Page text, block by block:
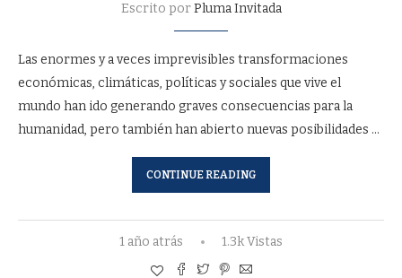
Escrito porPluma Invitada
Las enormes y a veces imprevisibles transformaciones
económicas, climáticas, políticas y sociales que vive el
mundo han ido generando graves consecuencias para la
humanidad, pero también han abierto nuevas posibilidades …
CONTINUE READING
1 año atrás 1.3k Vistas